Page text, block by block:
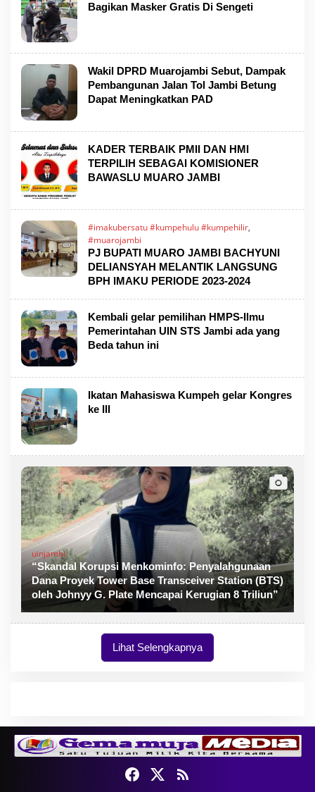
Bagikan Masker Gratis Di Sengeti
Wakil DPRD Muarojambi Sebut, Dampak
Pembangunan Jalan Tol Jambi Betung
Dapat Meningkatkan PAD
KADER TERBAIK PMII DAN HMI
TERPILIH SEBAGAI KOMISIONER
BAWASLU MUARO JAMBI
#imakubersatu #kumpehulu #kumpehilir,
#muarojambi
PJ BUPATI MUARO JAMBI BACHYUNI
DELIANSYAH MELANTIK LANGSUNG
BPH IMAKU PERIODE 2023-2024
Kembali gelar pemilihan HMPS-Ilmu
Pemerintahan UIN STS Jambi ada yang
Beda tahun ini
Ikatan Mahasiswa Kumpeh gelar Kongres
ke III
uinjambi
“Skandal Korupsi Menkominfo: Penyalahgunaan
Dana Proyek Tower Base Transceiver Station (BTS)
oleh Johnyy G. Plate Mencapai Kerugian 8 Triliun”
Lihat Selengkapnya